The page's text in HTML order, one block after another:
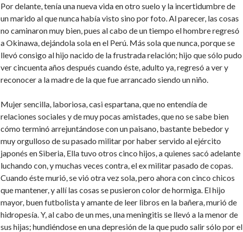
Por delante, tenía una nueva vida en otro suelo y la incertidumbre de
un marido al que nunca había visto sino por foto. Al parecer, las cosas
no caminaron muy bien, pues al cabo de un tiempo el hombre regresó
a Okinawa, dejándola sola en el Perú. Más sola que nunca, porque se
llevó consigo al hijo nacido de la frustrada relación; hijo que sólo pudo
ver cincuenta años después cuando éste, adulto ya, regresó a ver y
reconocer a la madre de la que fue arrancado siendo un niño.
Mujer sencilla, laboriosa, casi espartana, que no entendía de
relaciones sociales y de muy pocas amistades, que no se sabe bien
cómo terminó arrejuntándose con un paisano, bastante bebedor y
muy orgulloso de su pasado militar por haber servido al ejército
japonés en Siberia, Ella tuvo otros cinco hijos, a quienes sacó adelante
luchando con, y muchas veces contra, el ex militar pasado de copas.
Cuando éste murió, se vió otra vez sola, pero ahora con cinco chicos
que mantener, y allí las cosas se pusieron color de hormiga. El hijo
mayor, buen futbolista y amante de leer libros en la bañera, murió de
hidropesía. Y, al cabo de un mes, una meningitis se llevó a la menor de
sus hijas; hundiéndose en una depresión de la que pudo salir sólo por el